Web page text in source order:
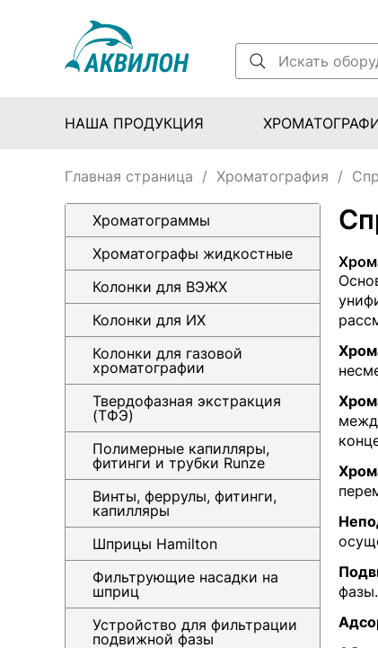
НАША ПРОДУКЦИЯ
Главная страница / Хроматография /
фазы.
Хроматограммы
Хроматографы жидкостные
Колонки для ВЭЖХ
Колонки для ИХ
Колонки для газовой
хроматографии
Твердофазная экстракция
(ТФЭ)
Полимерные капилляры,
фитинги и трубки Runze
Винты, феррулы, фитинги,
капилляры
Шприцы Hamilton
Фильтрующие насадки на
шприц
Устройство для фильтрации
подвижной фазы